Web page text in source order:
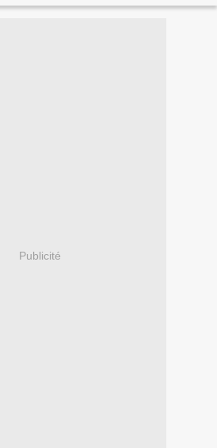
Publicité